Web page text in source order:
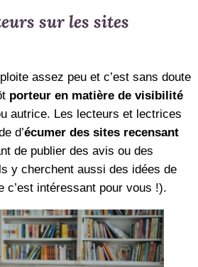
sur les sites
assez peu et c’est sans doute
porteur en matière de visibilité
autrice. Les lecteurs et lectrices
d’écumer des sites recensant
de publier des avis ou des
y cherchent aussi des idées de
c’est intéressant pour vous !).